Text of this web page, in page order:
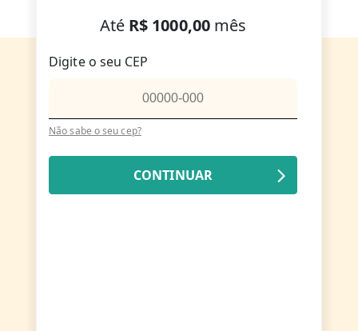
Até R$ 1000,00 mês
Digite o seu CEP
Não sabe o seu cep?
CONTINUAR